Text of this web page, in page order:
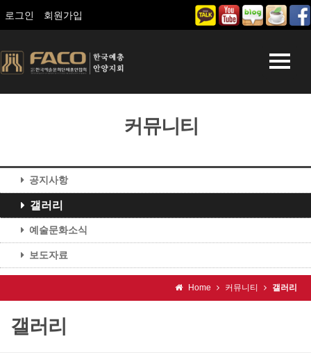
로그인 회원가입
커뮤니티
공지사항
갤러리
예술문화소식
보도자료
Home 커뮤니티 갤러리
갤러리